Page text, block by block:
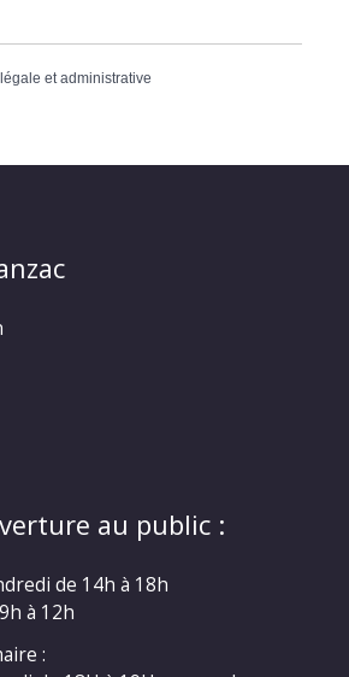
et administrative
au public :
de 14h à 18h
à 12h
: